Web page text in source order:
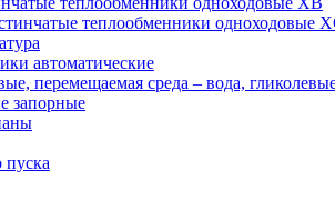
теплообменники одноходовые
автоматические
перемещаемая среда – вода,
запорные
пуска